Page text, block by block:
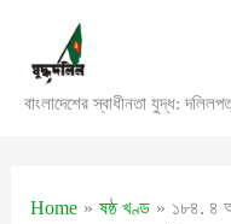
content
বাংলাদেশের স্বাধীনতা যুদ্ধ:
Home ষষ্ঠ খণ্ড ১৮৪. ৪